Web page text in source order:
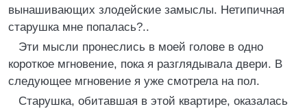
вынашивающих злодейские замыслы. Нетипичная
старушка мне попалась?..
Эти мысли пронеслись в моей голове в одно
короткое мгновение, пока я разглядывала двери. В
следующее мгновение я уже смотрела на пол.
Старушка, обитавшая в этой квартире, оказалась